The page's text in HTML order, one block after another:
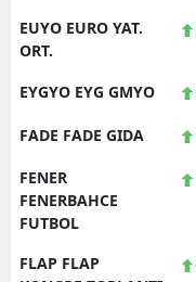
EUYO EURO YAT.
ORT.
EYGYO EYG GMYO
FADE FADE GIDA
FENER
FENERBAHCE
FUTBOL
FLAP FLAP